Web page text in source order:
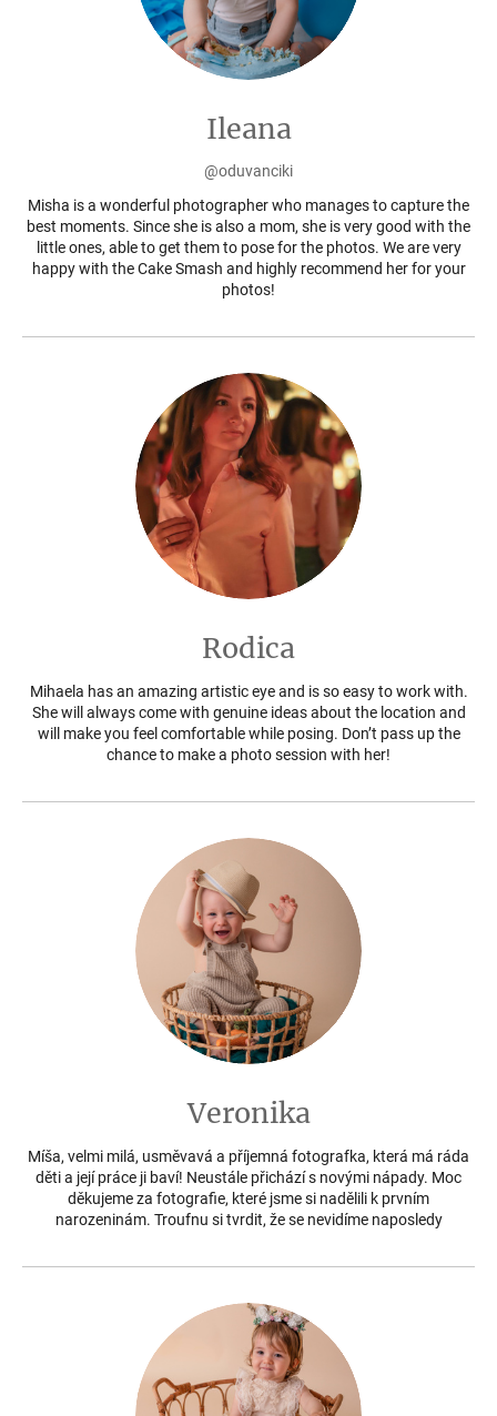
Ileana
@oduvanciki
Misha is a wonderful photographer who manages to capture the
best moments. Since she is also a mom, she is very good with the
little ones, able to get them to pose for the photos. We are very
happy with the Cake Smash and highly recommend her for your
photos!
Rodica
Mihaela has an amazing artistic eye and is so easy to work with.
She will always come with genuine ideas about the location and
will make you feel comfortable while posing. Don’t pass up the
chance to make a photo session with her!
Veronika
Míša, velmi milá, usměvavá a příjemná fotografka, která má ráda
děti a její práce ji baví! Neustále přichází s novými nápady. Moc
děkujeme za fotografie, které jsme si nadělili k prvním
narozeninám. Troufnu si tvrdit, že se nevidíme naposledy